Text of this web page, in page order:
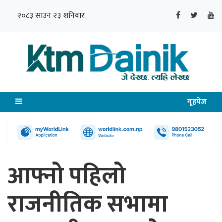
२०८३ साउन २३ शनिवार
गृहपेज
आफ्नो पहिलो
राजनीतिक सभामा